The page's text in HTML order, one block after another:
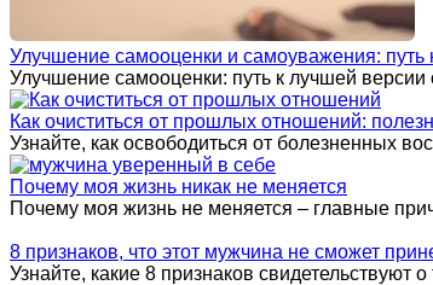
Улучшение самооценки и самоуважения: путь
Улучшение самооценки: путь к лучшей
Как очиститься от прошлых отношений:
Узнайте, как освободиться от болезненных
Почему моя жизнь никак не меняется
Почему моя жизнь не меняется – главные
8 признаков, что этот мужчина не сможет
Узнайте, какие 8 признаков свидетельствуют